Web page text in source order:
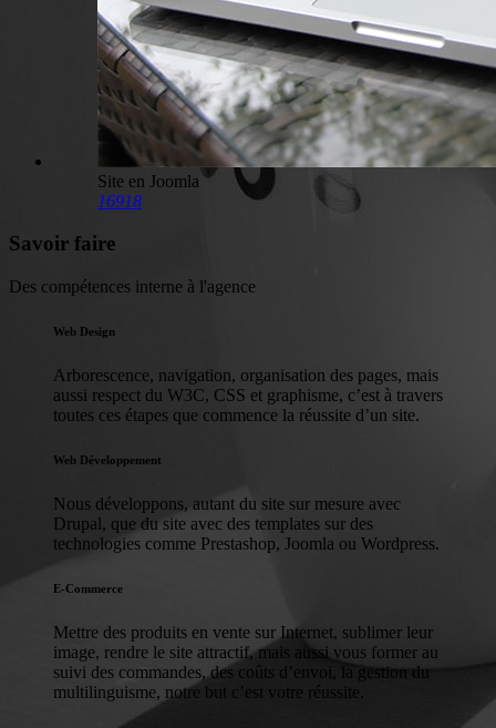
Site en Joomla
16918
Savoir faire
Des compétences interne à l'agence
Web Design
Arborescence, navigation, organisation des pages, mais
aussi respect du W3C, CSS et graphisme, c’est à travers
toutes ces étapes que commence la réussite d’un site.
Web Développement
Nous développons, autant du site sur mesure avec
Drupal, que du site avec des templates sur des
technologies comme Prestashop, Joomla ou Wordpress.
E-Commerce
Mettre des produits en vente sur Internet, sublimer leur
image, rendre le site attractif, mais aussi vous former au
suivi des commandes, des coûts d’envoi, la gestion du
multilinguisme, notre but c’est votre réussite.